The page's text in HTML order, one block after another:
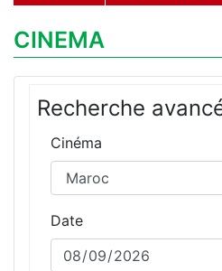
CINEMA
Recherche
Cinéma
Date